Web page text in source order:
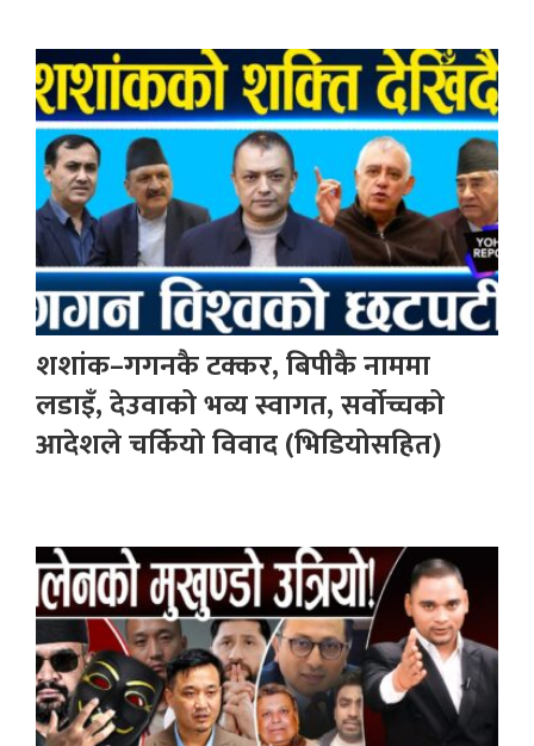
शशांक–गगनकै टक्कर, बिपीकै नाममा
लडाइँ, देउवाको भव्य स्वागत, सर्वोच्चको
आदेशले चर्कियो विवाद (भिडियोसहित)